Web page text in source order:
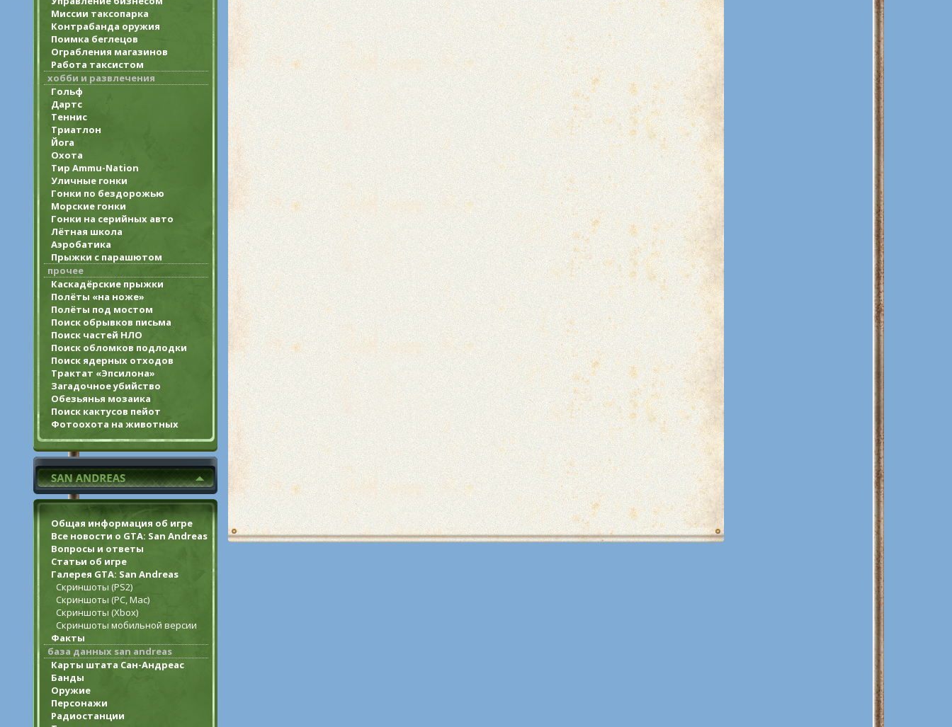
Миссии таксопарка
Контрабанда оружия
Поимка беглецов
Ограбления магазинов
Работа таксистом
хобби и развлечения
Гольф
Дартс
Теннис
Триатлон
Йога
Охота
Тир Ammu-Nation
Уличные гонки
Гонки по бездорожью
Морские гонки
Гонки на серийных авто
Лётная школа
Аэробатика
Прыжки с парашютом
прочее
Каскадёрские прыжки
Полёты «на ноже»
Полёты под мостом
Поиск обрывков письма
Поиск частей НЛО
Поиск обломков подлодки
Поиск ядерных отходов
Трактат «Эпсилона»
Загадочное убийство
Обезьянья мозаика
Поиск кактусов пейот
Фотоохота на животных
Общая информация об игре
Все новости о GTA: San Andreas
Вопросы и ответы
Статьи об игре
Галерея GTA: San Andreas
Скриншоты (PS2)
Скриншоты (PC, Mac)
Скриншоты (Xbox)
Скриншоты мобильной версии
Факты
база данных san andreas
Карты штата Сан-Андреас
Банды
Оружие
Персонажи
Радиостанции